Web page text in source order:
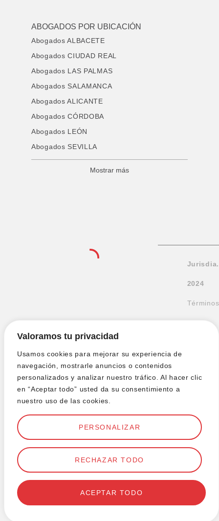
Valoramos tu privacidad
Usamos cookies para mejorar su experiencia de
navegación, mostrarle anuncios o contenidos
personalizados y analizar nuestro tráfico. Al hacer clic
en “Aceptar todo” usted da su consentimiento a
nuestro uso de las cookies.
PERSONALIZAR
RECHAZAR TODO
ACEPTAR TODO
ABOGADOS POR UBICACIÓN
Abogados ALBACETE
Abogados CIUDAD REAL
Abogados LAS PALMAS
Abogados SALAMANCA
Abogados ALICANTE
Abogados CÓRDOBA
Abogados LEÓN
Abogados SEVILLA
Mostrar más
¿Tienes
dudas?
2024
Términos
y
de
Cookies
Diseñado